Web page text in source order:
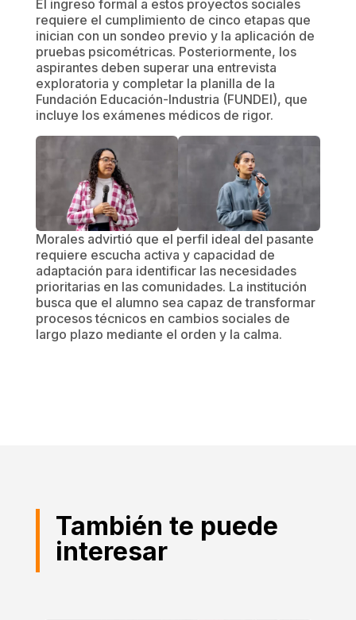
​El ingreso formal a estos proyectos sociales
requiere el cumplimiento de cinco etapas que
inician con un sondeo previo y la aplicación de
pruebas psicométricas. Posteriormente, los
aspirantes deben superar una entrevista
exploratoria y completar la planilla de la
Fundación Educación-Industria (FUNDEI), que
incluye los exámenes médicos de rigor.
​Morales advirtió que el perfil ideal del pasante
requiere escucha activa y capacidad de
adaptación para identificar las necesidades
prioritarias en las comunidades. La institución
busca que el alumno sea capaz de transformar
procesos técnicos en cambios sociales de
largo plazo mediante el orden y la calma.
También te puede
interesar